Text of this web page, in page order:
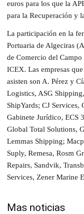
euros para los que la
para la Recuperación y
La participación en la
Portuaria de Algeciras
de Comercio del
ICEX. Las empresas
asisten son A. Pérez y
Logistics, ASG
ShipYards; CJ Services,
Gabinete Jurídico, ECS
Global Total Solutions,
Lemmas Shipping;
Suply, Remesa, Rosm
Repairs, Sandvik,
Services, Zener Marine
Mas noticias